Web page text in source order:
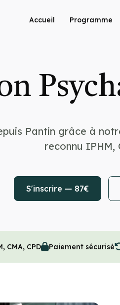
Accueil Programme
Pantin grâce à
reconnu IPHM,
S'inscrire — 87€
CMA, CPD Paiement sécurisé